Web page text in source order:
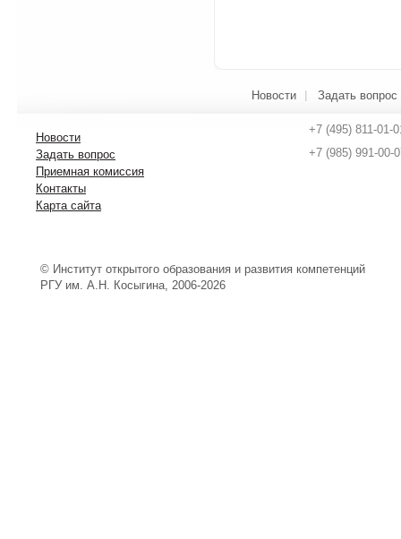
Новости Задать вопрос
Новости
Задать вопрос
Приемная комиссия
Контакты
Карта сайта
+7 (495) 811-01-
+7 (985) 991-00-
© Институт открытого образования и развития компетенций
РГУ им. А.Н. Косыгина, 2006-2026